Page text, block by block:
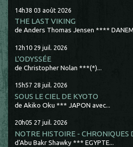
14h38 03 août 2026
THE LAST VIKING
de Anders Thomas Jensen ****
12h10 29 juil. 2026
L'ODYSSÉE
de Christopher Nolan ***(*)...
15h57 28 juil. 2026
SOUS LE CIEL DE KYOTO
de Akiko Oku *** JAPON avec...
20h05 27 juil. 2026
NOTRE HISTOIRE - CHRONIQUES
d'Abu Bakr Shawky *** EGYPTE...